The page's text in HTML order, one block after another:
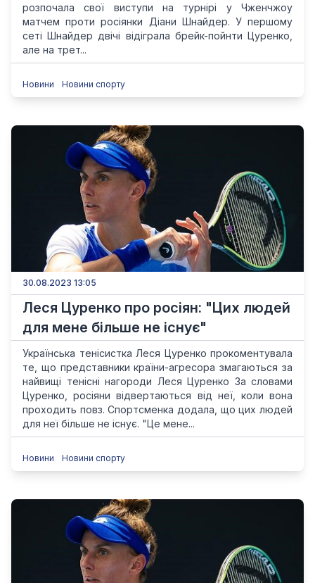
розпочала свої виступи на турнірі у Чженчжоу
матчем проти росіянки Діани Шнайдер. У першому
сеті Шнайдер двічі відіграла брейк-пойнти Цуренко,
але на трет...
Новини Новини спорту
30.08.2023 13:05
Леся Цуренко про росіян: "Цих людей
для мене більше не існує"
Українська тенісистка Леся Цуренко прокоментувала
те, що представники країни-агресора змагаються за
найвищі тенісні нагороди Леся Цуренко За словами
Цуренко, росіяни відвертаються від неї, коли вона
проходить повз. Спортсменка додала, що цих людей
для неї більше не існує. "Це мене...
Новини Новини спорту